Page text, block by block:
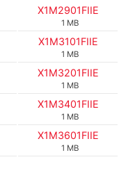
X1M2901FIIE
1 MB
X1M3101FIIE
1 MB
X1M3201FIIE
1 MB
X1M3401FIIE
1 MB
X1M3601FIIE
1 MB